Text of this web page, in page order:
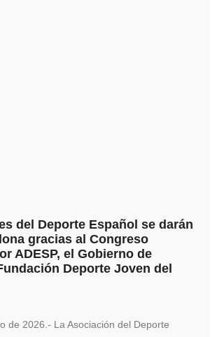
del Deporte Español se darán
gracias al Congreso
ADESP, el Gobierno de
Deporte Joven del
de 2026.- La Asociación del Deporte